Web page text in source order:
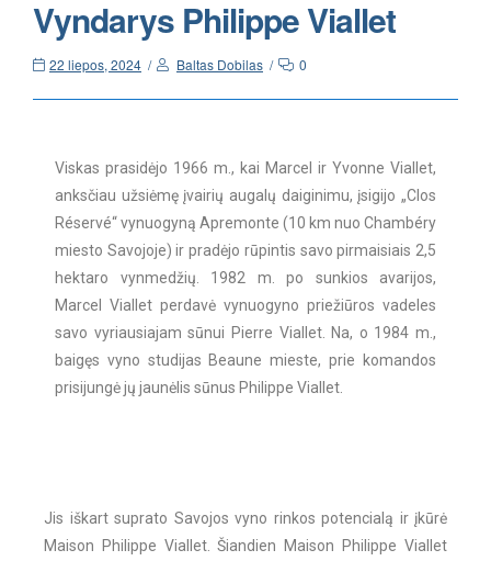
Vyndarys Philippe Viallet
22 liepos, 2024 Baltas Dobilas 0
Viskas prasidėjo 1966 m., kai Marcel ir Yvonne Viallet,
anksčiau užsiėmę įvairių augalų daiginimu, įsigijo „Clos
Réservé“ vynuogyną Apremonte (10 km nuo Chambéry
miesto Savojoje) ir pradėjo rūpintis savo pirmaisiais 2,5
hektaro vynmedžių. 1982 m. po sunkios avarijos,
Marcel Viallet perdavė vynuogyno priežiūros vadeles
savo vyriausiajam sūnui Pierre Viallet. Na, o 1984 m.,
baigęs vyno studijas Beaune mieste, prie komandos
prisijungė jų jaunėlis sūnus Philippe Viallet.
Jis iškart suprato Savojos vyno rinkos potencialą ir įkūrė
Maison Philippe Viallet. Šiandien Maison Philippe Viallet